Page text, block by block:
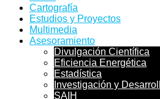
Cartografía
Estudios y Proyectos
Multimedia
Asesoramiento
Divulgación Científica
Eficiencia Energética
Estadística
Investigación y
SAIH